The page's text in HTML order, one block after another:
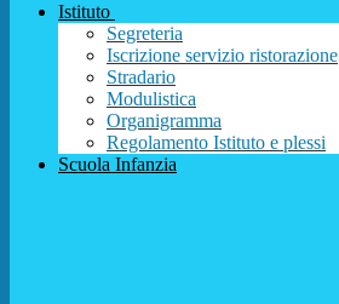
Istituto
Segreteria
Iscrizione servizio ristorazione
Stradario
Modulistica
Organigramma
Regolamento Istituto e plessi
Scuola Infanzia